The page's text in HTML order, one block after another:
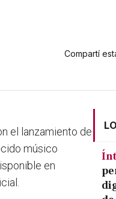
Compartí
el lanzamiento de
músico
en